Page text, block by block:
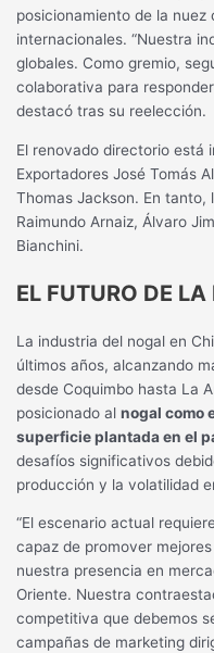
posicionamiento de la nuez
internacionales. “Nuestra
globales. Como gremio,
colaborativa para
destacó tras su reelección.
El renovado directorio está
Exportadores José Tomás
Thomas Jackson. En tanto,
Raimundo Arnaiz, Álvaro
Bianchini.
EL FUTURO DE
La industria del nogal en
últimos años, alcanzando
desde Coquimbo hasta La
posicionado alnogal como
superficie plantada en el
desafíos significativos
producción y la volatilidad
“El escenario actual
capaz de promover
nuestra presencia en
Oriente. Nuestra
competitiva que debemos
campañas de marketing